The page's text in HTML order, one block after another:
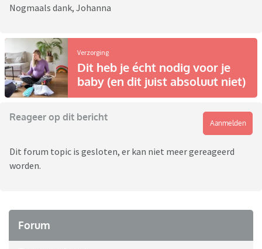
Nogmaals dank, Johanna
Verzorging
Dit heb je écht nodig voor je
baby (en dit juist absoluut niet)
Reageer op dit bericht
Aanmelden
Dit forum topic is gesloten, er kan niet meer gereageerd
worden.
Forum